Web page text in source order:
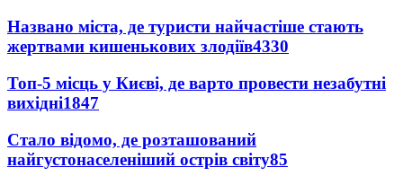
Названо міста, де туристи найчастіше стають
жертвами кишенькових злодіїв4330
Топ-5 місць у Києві, де варто провести незабутні
вихідні1847
Стало відомо, де розташований
найгустонаселеніший острів світу85